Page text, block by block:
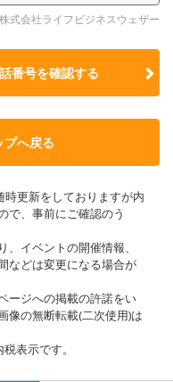
式会社ライフビジネスウェザー
番号を確認する
プへ戻る
更新をしておりますが内
で、事前にご確認のう
イベントの開催情報、
などは変更になる場合が
ージへの掲載の許諾をい
像の無断転載(二次使用)は
表示です。